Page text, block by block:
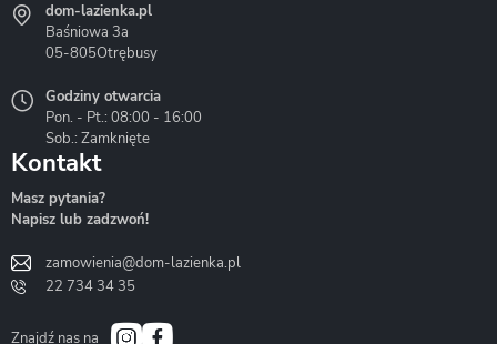
Hydrostop
Liveno
Bath&Spa
dom-lazienka.pl
Baśniowa 3a
05-805Otrębusy
Godziny otwarcia
Pon. - Pt.: 08:00 - 16:00
Sob.: Zamknięte
Kontakt
Masz pytania?
Napisz lub zadzwoń!
zamowienia@dom-lazienka.pl
22 734 34 35
Znajdź nas na